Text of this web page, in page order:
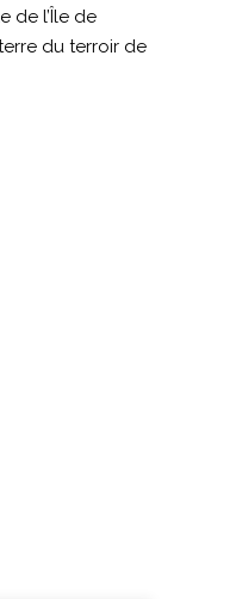
de l’Île de
du terroir de